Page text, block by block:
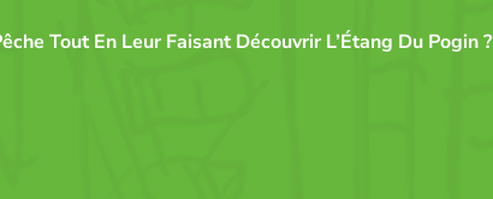
Tout En Leur Faisant Découvrir L’Étang Du Pogin ?